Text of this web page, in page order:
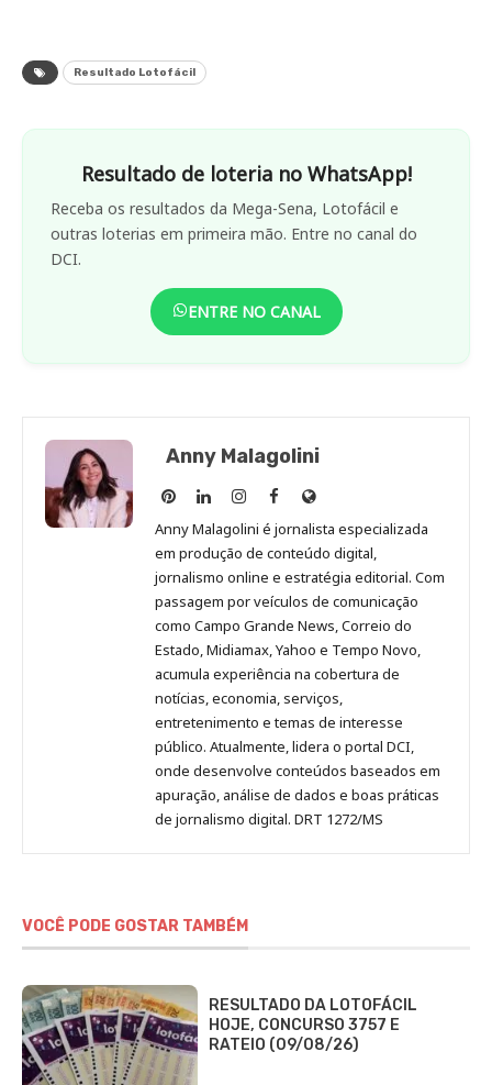
Resultado Lotofácil
Resultado de loteria no WhatsApp!
Receba os resultados da Mega-Sena, Lotofácil e
outras loterias em primeira mão. Entre no canal do
DCI.
ENTRE NO CANAL
Anny Malagolini
Anny
Malagolini
no
Pinterest
Anny
Malagolini
no
LinkedIn
Anny
Malagolini
no
Instagram
Anny
Malagolini
no
Facebook
Site
de
Anny
Malagolini
Anny Malagolini é jornalista especializada
em produção de conteúdo digital,
jornalismo online e estratégia editorial. Com
passagem por veículos de comunicação
como Campo Grande News, Correio do
Estado, Midiamax, Yahoo e Tempo Novo,
acumula experiência na cobertura de
notícias, economia, serviços,
entretenimento e temas de interesse
público. Atualmente, lidera o portal DCI,
onde desenvolve conteúdos baseados em
apuração, análise de dados e boas práticas
de jornalismo digital. DRT 1272/MS
VOCÊ PODE GOSTAR TAMBÉM
RESULTADO DA LOTOFÁCIL
HOJE, CONCURSO 3757 E
RATEIO (09/08/26)